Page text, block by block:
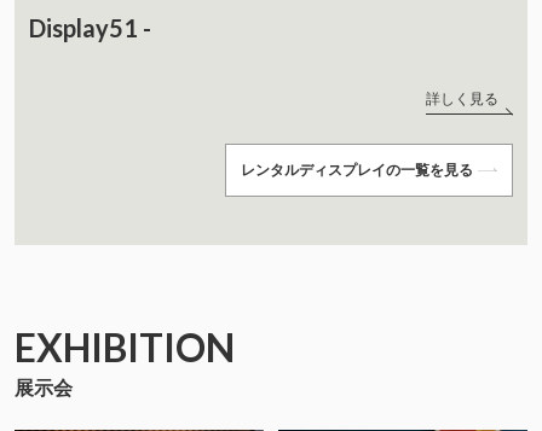
Display51 -
詳しく見る
レンタルディスプレイの一覧を見る
EXHIBITION
展示会